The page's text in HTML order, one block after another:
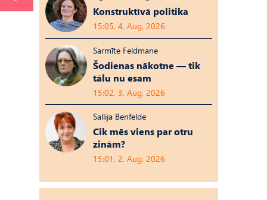
Konstruktīvā politika
15:05, 4. Aug, 2026
Sarmīte Feldmane
Šodienas nākotne — tik
tālu nu esam
15:02, 3. Aug, 2026
Sallija Benfelde
Cik mēs viens par otru
zinām?
15:01, 2. Aug, 2026